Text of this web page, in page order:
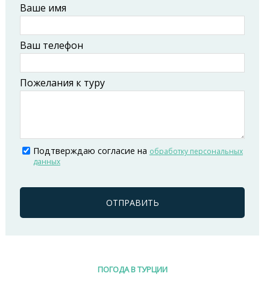
Ваше имя
Ваш телефон
Пожелания к туру
Подтверждаю согласие на обработку персональных
данных
ОТПРАВИТЬ
ПОГОДА В ТУРЦИИ